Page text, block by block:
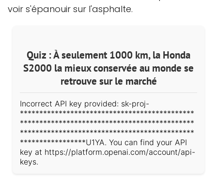
voir s'épanouir sur l'asphalte.
Quiz : À seulement 1000 km, la Honda
S2000 la mieux conservée au monde se
retrouve sur le marché
Incorrect API key provided: sk-proj-
*********************************************
*********************************************
*********************************************
*****************U1YA. You can find your API
key at https://platform.openai.com/account/api-
keys.